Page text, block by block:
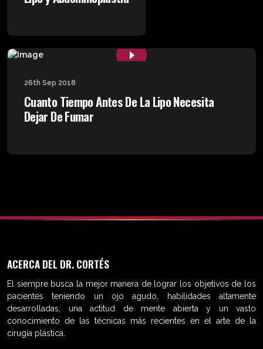
26th Sep 2018
Cuanto Tiempo Antes De La Lipo Necesita
Dejar De Fumar
ACERCA DEL DR. CORTÉS
El siempre busca la mejor manera de lograr los objetivos de los
pacientes teniendo un ojo agudo, habilidades altamente
desarrolladas, una actitud de mente abierta y un vasto
conocimiento de las técnicas más recientes en el arte de la
cirugía plástica.